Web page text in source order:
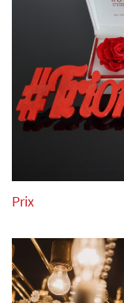
10. Les
leur programme
d’inscription. Cet
Décembre 2020
11. En
musiciens
internet, …) en
l’étranger.
12. Tous les
Prix